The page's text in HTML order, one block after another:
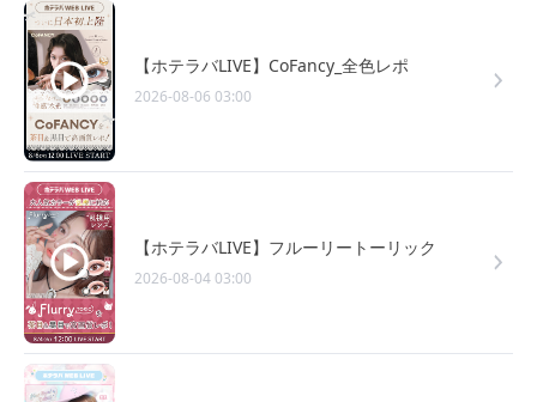
【ホテラバLIVE】CoFancy_全色レポ
2026-08-06 03:00
【ホテラバLIVE】フルーリートーリック
2026-08-04 03:00